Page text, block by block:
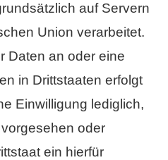
auf Servern
Union verarbeitet.
Daten an oder eine
in Drittstaaten erfolgt
Einwilligung lediglich,
oder
ein hierfür